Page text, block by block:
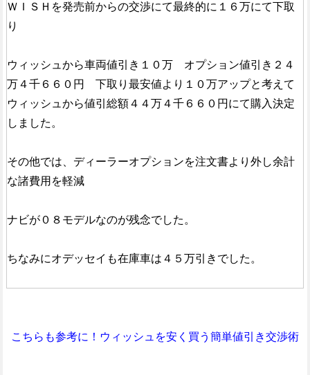
ＷＩＳＨを発売前からの交渉にて最終的に１６万にて下取
り
ウィッシュから車両値引き１０万 オプション値引き２４
万４千６６０円 下取り最安値より１０万アップと考えて
ウィッシュから値引総額４４万４千６６０円にて購入決定
しました。
その他では、ディーラーオプションを注文書より外し余計
な諸費用を軽減
ナビが０８モデルなのが残念でした。
ちなみにオデッセイも在庫車は４５万引きでした。
こちらも参考に！ウィッシュを安く買う簡単値引き交渉術